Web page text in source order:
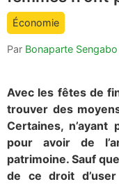
count
Économie
Par Bonaparte Sengabo
Avec les fêtes de
trouver des
Certaines, n’ayant
pour avoir de
patrimoine. Sauf
de ce droit